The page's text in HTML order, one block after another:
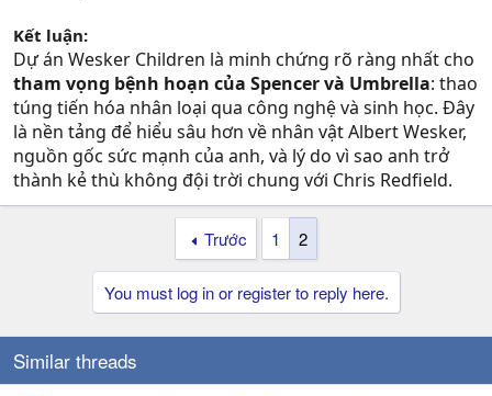
Kết luận:
Dự án Wesker Children là minh chứng rõ ràng nhất cho
tham vọng bệnh hoạn của Spencer và Umbrella: thao
túng tiến hóa nhân loại qua công nghệ và sinh học. Đây
là nền tảng để hiểu sâu hơn về nhân vật Albert Wesker,
nguồn gốc sức mạnh của anh, và lý do vì sao anh trở
thành kẻ thù không đội trời chung với Chris Redfield.
Trước 1 2
You must log in or register to reply here.
Similar threads